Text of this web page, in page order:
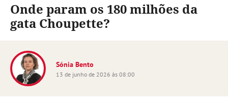
Onde param os 180 milhões da
gata Choupette?
Sónia Bento
13 de junho de 2026 às 08:00